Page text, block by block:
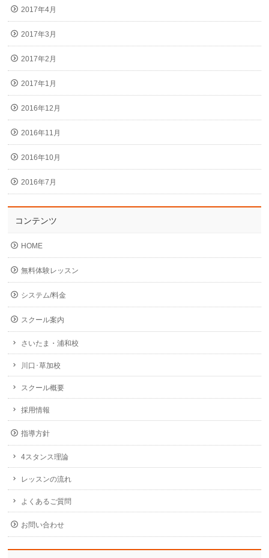
2017年4月
2017年3月
2017年2月
2017年1月
2016年12月
2016年11月
2016年10月
2016年7月
コンテンツ
HOME
無料体験レッスン
システム/料金
スクール案内
さいたま・浦和校
川口･草加校
スクール概要
採用情報
指導方針
4スタンス理論
レッスンの流れ
よくあるご質問
お問い合わせ